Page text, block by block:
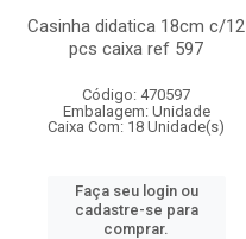
Casinha didatica 18cm c/12
pcs caixa ref 597
Código: 470597
Embalagem: Unidade
Caixa Com: 18 Unidade(s)
Faça seu login ou
cadastre-se para
comprar.